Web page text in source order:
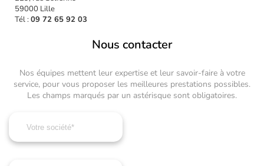
59000 Lille
Tél : 09 72 65 92 03
Nous contacter
Nos équipes mettent leur expertise et leur savoir-faire à votre
service, pour vous proposer les meilleures prestations possibles.
Les champs marqués par un astérisque sont obligatoires.